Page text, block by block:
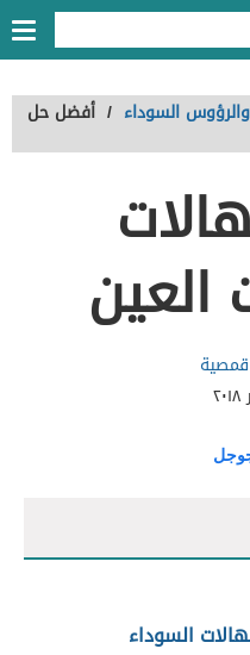
السوداء / أفضل حل
العين
قمصية
السوداء